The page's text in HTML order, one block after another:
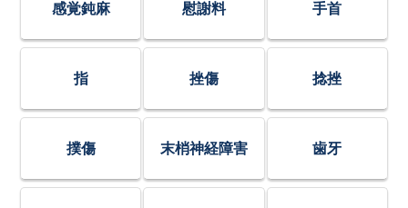
感覚鈍麻 慰謝料 手首
指 挫傷 捻挫
撲傷 末梢神経障害 歯牙